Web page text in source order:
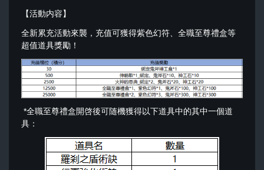
【活動内容】
全新累充活動來襲，充值可獲得紫色幻符、全職至尊禮盒等
超值道具獎勵！
*全職至尊禮盒開啓後可随機獲得以下道具中的其中一個道
具：